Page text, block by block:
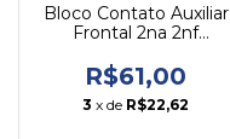
Bloco Contato Auxiliar
Frontal 2na 2nf
Weg 690
R$61,00
3 x de R$22,62